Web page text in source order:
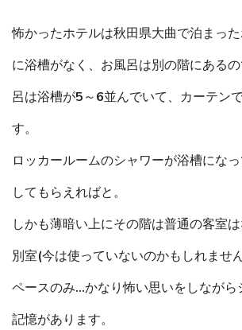
怖かったホテルは秋田県大曲で泊まっ
に浴槽がなく、お風呂は別の階にある
呂は浴槽が5～6並んでいて、カーテン
す。
ロッカールームのシャワーが浴槽にな
してもらえればと。
しかも薄暗い上にその階は普通の客室
別室(今は使っていないのかもしれませ
ペースのみ…かなり怖い思いをしながら
記憶があります。